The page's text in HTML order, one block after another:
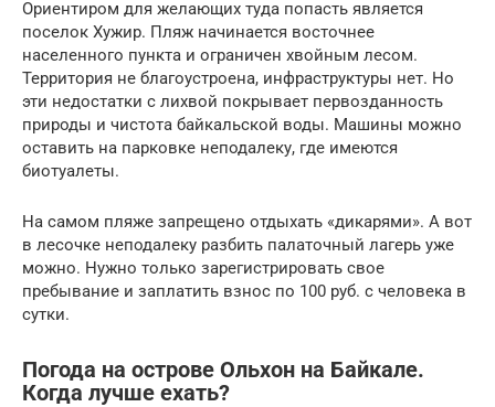
Ориентиром для желающих туда попасть является
поселок Хужир. Пляж начинается восточнее
населенного пункта и ограничен хвойным лесом.
Территория не благоустроена, инфраструктуры нет. Но
эти недостатки с лихвой покрывает первозданность
природы и чистота байкальской воды. Машины можно
оставить на парковке неподалеку, где имеются
биотуалеты.
На самом пляже запрещено отдыхать «дикарями». А вот
в лесочке неподалеку разбить палаточный лагерь уже
можно. Нужно только зарегистрировать свое
пребывание и заплатить взнос по 100 руб. с человека в
сутки.
Погода на острове Ольхон на Байкале.
Когда лучше ехать?